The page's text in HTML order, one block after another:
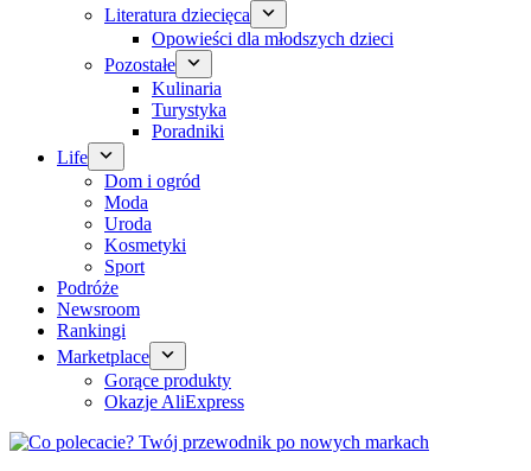
Literatura dziecięca
Opowieści dla młodszych dzieci
Pozostałe
Kulinaria
Turystyka
Poradniki
Life
Dom i ogród
Moda
Uroda
Kosmetyki
Sport
Podróże
Newsroom
Rankingi
Marketplace
Gorące produkty
Okazje AliExpress